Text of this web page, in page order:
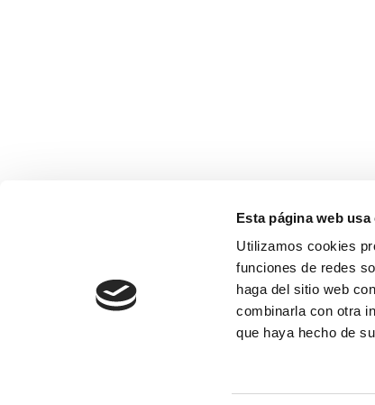
Esta página web usa
Utilizamos cookies
funciones de redes
haga del sitio web
combinarla con otra
que haya hecho de